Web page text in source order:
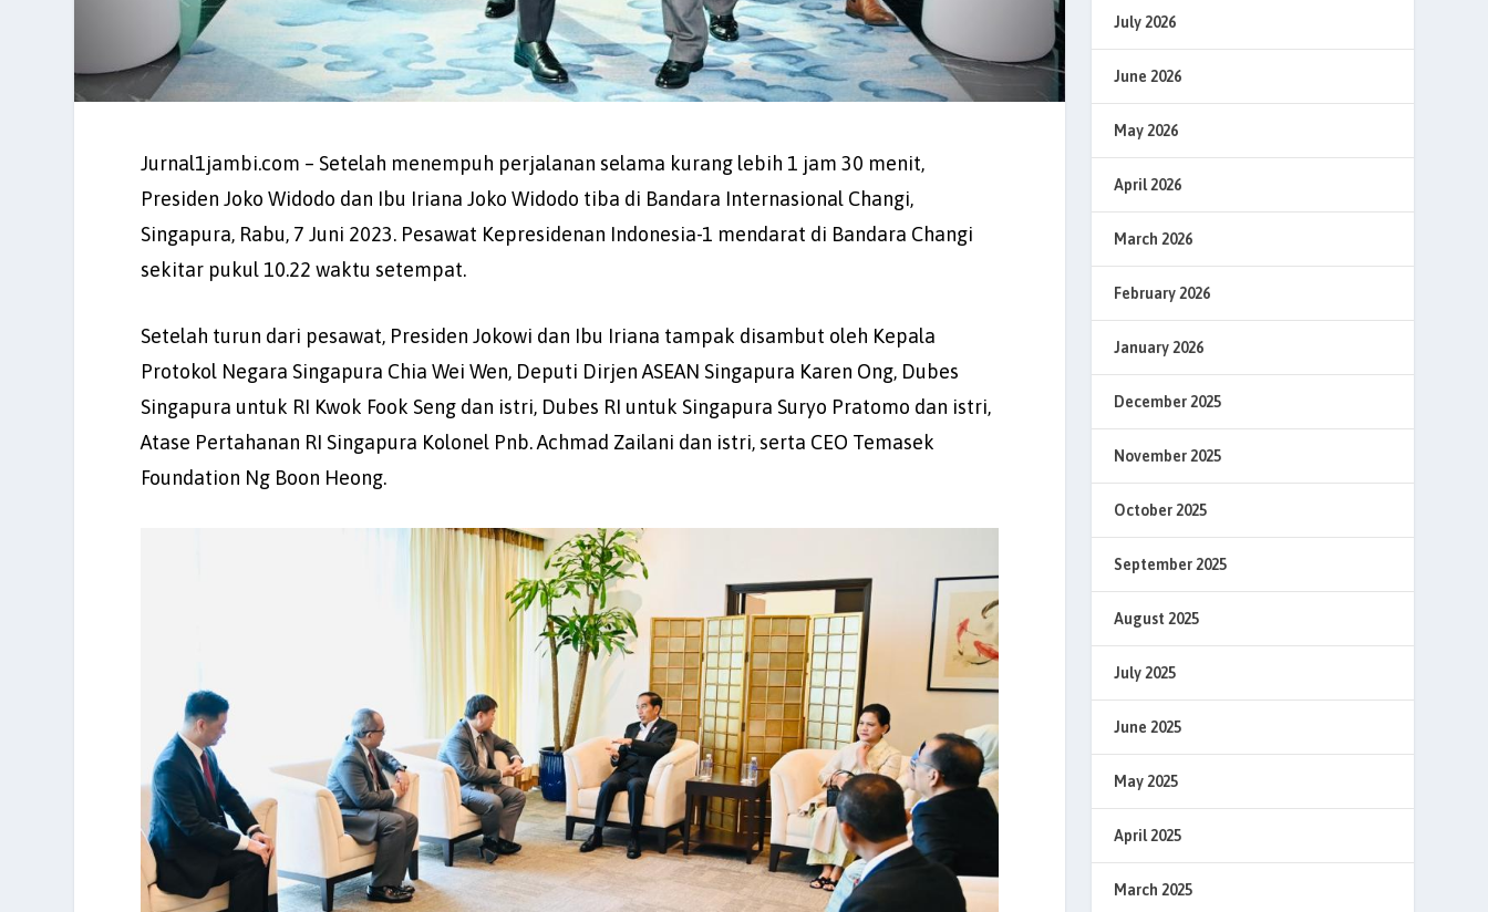
Jurnal1jambi.com – Setelah menempuh perjalanan selama kurang lebih 1 jam 30 menit,
Presiden Joko Widodo dan Ibu Iriana Joko Widodo tiba di Bandara Internasional Changi,
Singapura, Rabu, 7 Juni 2023. Pesawat Kepresidenan Indonesia-1 mendarat di Bandara Changi
sekitar pukul 10.22 waktu setempat.
Setelah turun dari pesawat, Presiden Jokowi dan Ibu Iriana tampak disambut oleh Kepala
Protokol Negara Singapura Chia Wei Wen, Deputi Dirjen ASEAN Singapura Karen Ong, Dubes
Singapura untuk RI Kwok Fook Seng dan istri, Dubes RI untuk Singapura Suryo Pratomo dan istri,
Atase Pertahanan RI Singapura Kolonel Pnb. Achmad Zailani dan istri, serta CEO Temasek
Foundation Ng Boon Heong.
July 2026
June 2026
May 2026
April 2026
March 2026
February 2026
January 2026
December 2025
November 2025
October 2025
September 2025
August 2025
July 2025
June 2025
May 2025
April 2025
March 2025